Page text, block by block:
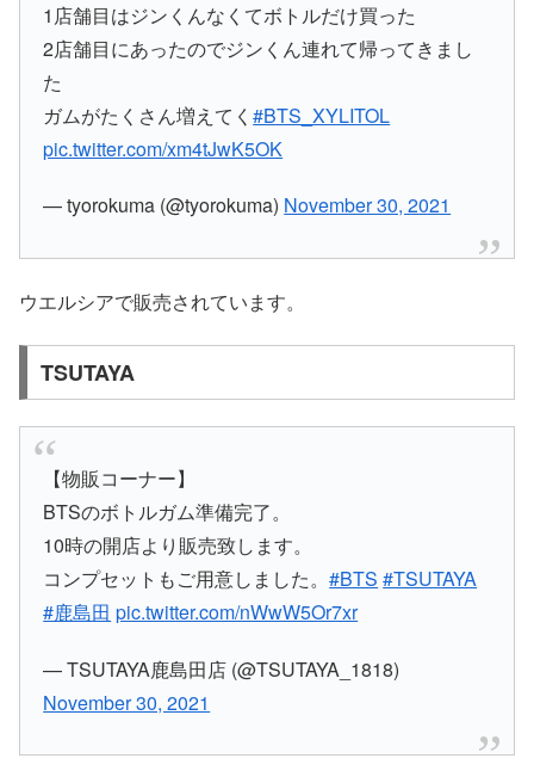
1店舗目はジンくんなくてボトルだけ買った
2店舗目にあったのでジンくん連れて帰ってきまし
た
ガムがたくさん増えてく#BTS_XYLITOL
pic.twitter.com/xm4tJwK5OK
— tyorokuma (@tyorokuma) November 30, 2021
ウエルシアで販売されています。
TSUTAYA
【物販コーナー】
BTSのボトルガム準備完了。
10時の開店より販売致します。
コンプセットもご用意しました。#BTS #TSUTAYA
#鹿島田 pic.twitter.com/nWwW5Or7xr
— TSUTAYA鹿島田店 (@TSUTAYA_1818)
November 30, 2021